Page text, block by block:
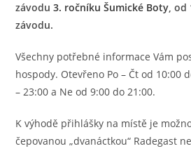
závodu3. ročníku Šumické Boty, od
závodu.
Všechny potřebné informace Vám
hospody. Otevřeno Po – Čt od 10:00
– 23:00 a Ne od 9:00 do 21:00.
K výhodě přihlášky na místě je
čepovanou „dvanáctkou“ Radegast